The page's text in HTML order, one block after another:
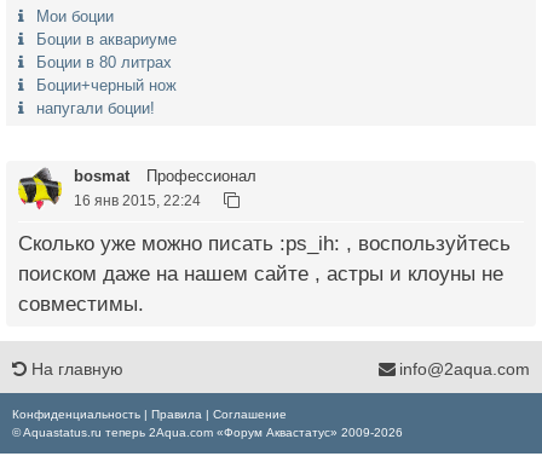
Мои боции
Боции в аквариуме
Боции в 80 литрах
Боции+черный нож
напугали боции!
bosmat Профессионал
16 янв 2015, 22:24
Сколько уже можно писать :ps_ih: , воспользуйтесь
поиском даже на нашем сайте , астры и клоуны не
совместимы.
На главную info@2aqua.com
Конфиденциальность | Правила | Соглашение
© Aquastatus.ru теперь 2Aqua.com «Форум Аквастатус» 2009-2026